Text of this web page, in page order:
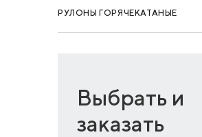
РУЛОНЫ ГОРЯЧЕКАТАНЫЕ
Выбрать и
заказать